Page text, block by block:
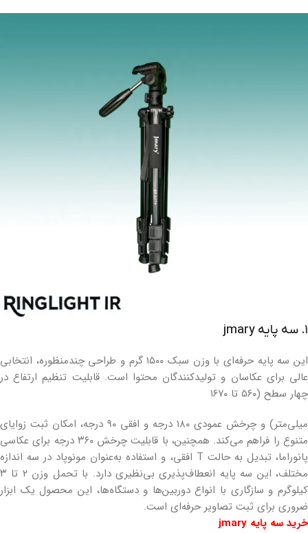
۱. سه پایه jmary
این سه پایه حرفه‌ای با وزن سبک ۱۵۰۰ گرم و طراحی چندمنظوره، انتخابی
عالی برای عکاسان و تولیدکنندگان محتوا است. قابلیت تنظیم ارتفاع در
چهار سطح (۵۶۰ تا ۱۶۷۰
میلی‌متر) و چرخش عمودی ۱۸۰ درجه و افقی ۹۰ درجه، امکان ثبت زوایای
متنوع را فراهم می‌کند. همچنین، با قابلیت چرخش ۳۶۰ درجه برای عکاسی
پانوراما، تبدیل به حالت T افقی، و استفاده به‌عنوان مونوپاد در سه اندازه
مختلف، این سه پایه انعطاف‌پذیری بی‌نظیری دارد. با تحمل وزن ۲ تا ۳
کیلوگرم و سازگاری با انواع دوربین‌ها و دستگاه‌ها، این محصول یک ابزار
ضروری برای ثبت تصاویر حرفه‌ای است.
خرید سه پایه jmary